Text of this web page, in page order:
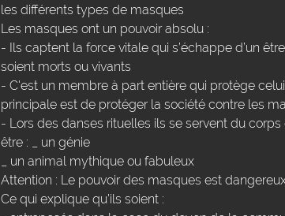
les différents types de masques
Les masques ont un pouvoir absolu :
- Ils captent la force vitale qui s’échappe d’un
soient morts ou vivants
- C'est un membre à part entière qui protège
principale est de protéger la société contre les
- Lors des danses rituelles ils se servent du
être : _ un génie
_ un animal mythique ou fabuleux
Attention : Le pouvoir des masques est
Ce qui explique qu’ils soient :